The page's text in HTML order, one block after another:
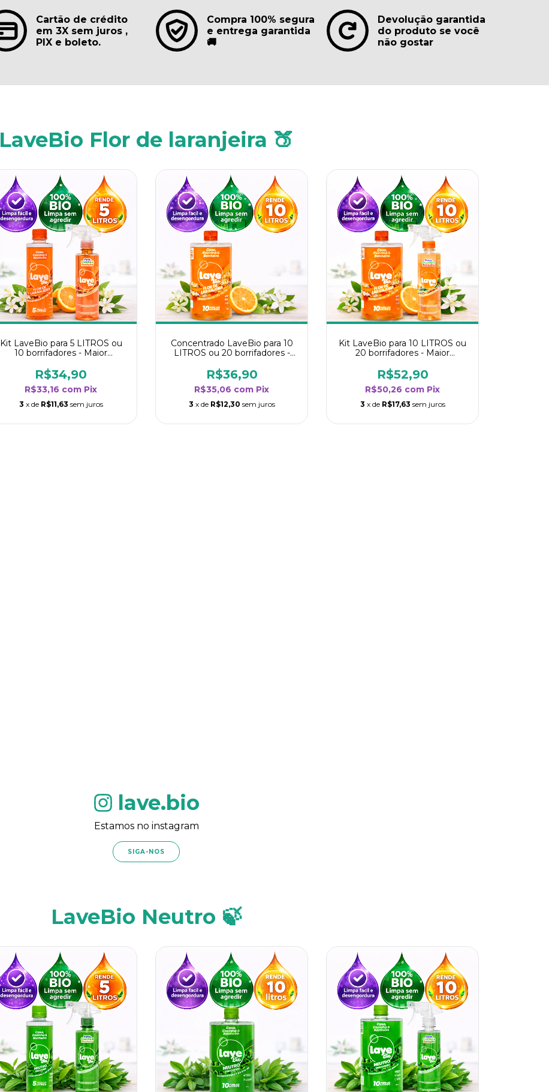
Cartão de crédito
em 3X sem juros ,
PIX e boleto.
Compra 100% segura
e entrega garantida
🚚
Devolução garantida
do produto se você
não gostar
LaveBio Flor de laranjeira 🍑
Kit LaveBio para 5 LITROS ou
10 borrifadores - Maior
de Laranjeira
R$34,90
R$33,16 com Pix
3 x de R$11,63 sem juros
Concentrado LaveBio para 10
LITROS ou 20 borrifadores -
- Flor de Laranjeira
R$36,90
R$35,06 com Pix
3 x de R$12,30 sem juros
Kit LaveBio para 10 LITROS ou
20 borrifadores - Maior
de Laranjeira
R$52,90
R$50,26 com Pix
3 x de R$17,63 sem juros
lave.bio
Estamos no instagram
SIGA-NOS
LaveBio Neutro 🍃